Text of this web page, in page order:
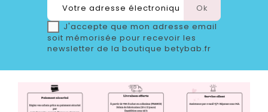
J'accepte que mon adresse email
soit mémorisée pour recevoir les
newsletter de la boutique betybab.fr